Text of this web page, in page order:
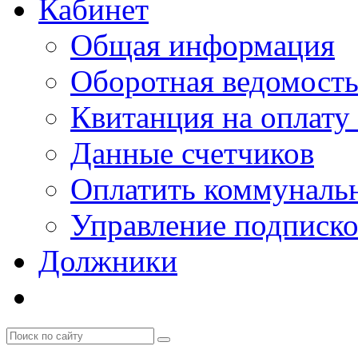
Кабинет
Общая информация
Оборотная ведомость
Квитанция на
Данные счетчиков
Оплатить
Управление
Должники